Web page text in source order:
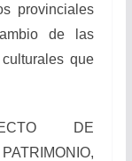
provinciales
de las
que
DE